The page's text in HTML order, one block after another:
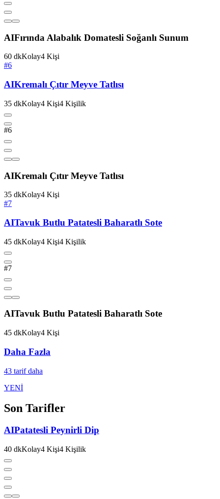
AIFırında Alabalık Domatesli Soğanlı Sunum
60 dkKolay4 Kişi
#6
AIKremalı Çıtır Meyve Tatlısı
35 dkKolay4 Kişi4 Kişilik
#6
AIKremalı Çıtır Meyve Tatlısı
35 dkKolay4 Kişi
#7
AITavuk Butlu Patatesli Baharatlı Sote
45 dkKolay4 Kişi4 Kişilik
#7
AITavuk Butlu Patatesli Baharatlı Sote
45 dkKolay4 Kişi
Daha Fazla
43 tarif daha
YENİ
Son Tarifler
AIPatatesli Peynirli Dip
40 dkKolay4 Kişi4 Kişilik